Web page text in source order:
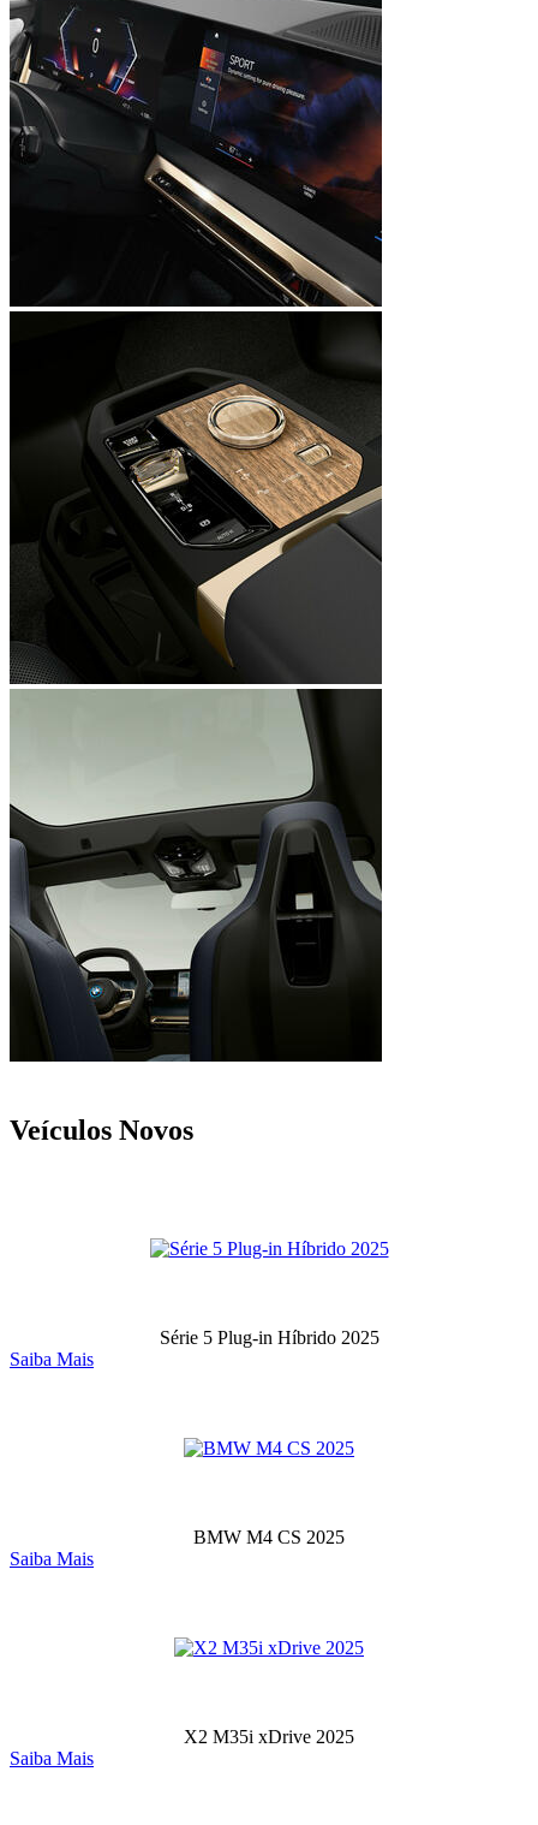
Veículos Novos
Série 5 Plug-in Híbrido 2025
Saiba Mais
BMW M4 CS 2025
Saiba Mais
X2 M35i xDrive 2025
Saiba Mais